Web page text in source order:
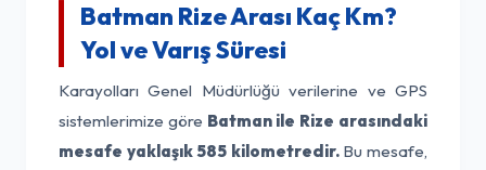
Batman Rize Arası Kaç Km?
Yol ve Varış Süresi
Karayolları Genel Müdürlüğü verilerine ve GPS
sistemlerimize göre Batman ile Rize arasındaki
mesafe yaklaşık 585 kilometredir.Bu mesafe,